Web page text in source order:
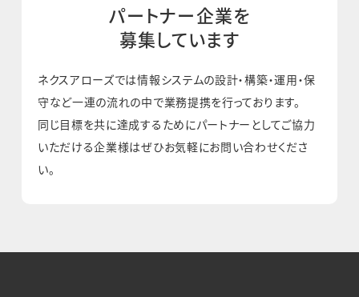
パートナー企業を
募集しています
ネクスアローズでは情報システムの設計・構築・運用・保
守など一連の流れの中で業務提携を行っております。
同じ目標を共に達成するためにパートナーとしてご協力
いただける企業様はぜひお気軽にお問い合わせくださ
い。